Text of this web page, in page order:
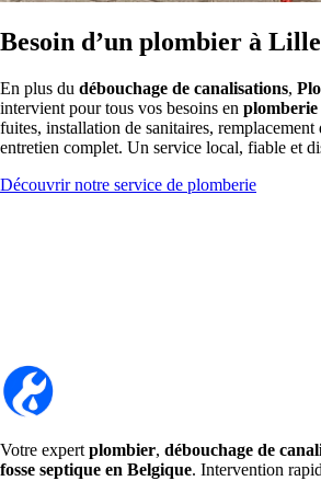
Besoin d’un plombier à
En plus du débouchage de canalisations,
intervient pour tous vos besoins en
fuites, installation de sanitaires, remplacement
entretien complet. Un service local, fiable et
Découvrir notre service de plomberie
Votre expert plombier, débouchage de
fosse septique en Belgique. Intervention